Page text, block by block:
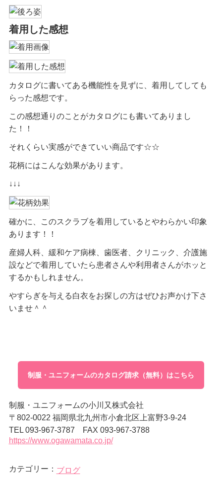
着用した感想
カタログに書いてある機能性を見ずに、着用してしても
らった感想です。
この感想通りのことがカタログにも書いてありまし
た！！
それくらい実感ができていい商品です☆☆
花柄にはこんな効果があります。
↓↓↓
確かに、このスクラブを着用しているとやわらかい印象
あります！！
産婦人科、緩和ケア病棟、歯医者、クリニック、介護施
設などで着用していたら患者さんや利用者さんがホッと
するかもしれません。
やすらぎを与える白衣をお探しの方はぜひお声かけ下さ
いませ＾＾
制服・ユニフォームのカタログ請求（無料）はこちら
制服・ユニフォームの小川又株式会社
〒802-0022 福岡県北九州市小倉北区上富野3-9-24
TEL 093-967-3787 FAX 093-967-3788
https://www.ogawamata.co.jp/
カテゴリー： ブログ